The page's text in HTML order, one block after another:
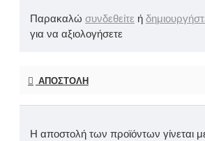
Παρακαλώ συνδεθείτε ή
για να αξιολογήσετε
ΑΠΟΣΤΟΛΉ
Η αποστολή των προϊόντων γίνεται